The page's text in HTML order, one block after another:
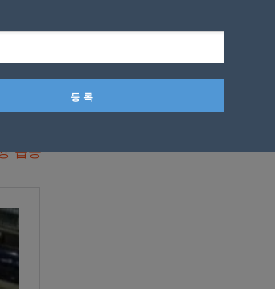
경우가 많아 보행자들 뿐 아니라 운전자들
급증